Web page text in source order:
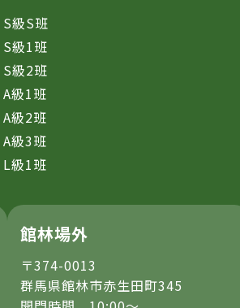
S級S班
S級1班
S級2班
A級1班
A級2班
A級3班
L級1班
館林場外
〒374-0013
群馬県館林市赤生田町345